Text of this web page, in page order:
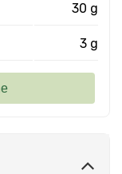
30 g
3 g